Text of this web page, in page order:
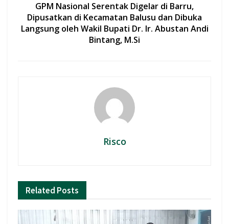
GPM Nasional Serentak Digelar di Barru,
Dipusatkan di Kecamatan Balusu dan Dibuka
Langsung oleh Wakil Bupati Dr. Ir. Abustan Andi
Bintang, M.Si
Risco
Related Posts